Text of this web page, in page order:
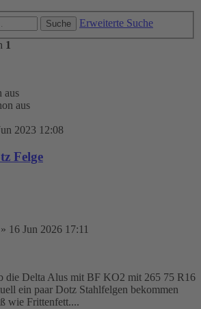
Suche
Erweiterte Suche
1
aus
2023 12:08
Felge
» 16 Jun 2026 17:11
die Delta Alus mit BF KO2 mit 265 75 R16
ein paar Dotz Stahlfelgen bekommen
wie Frittenfett....